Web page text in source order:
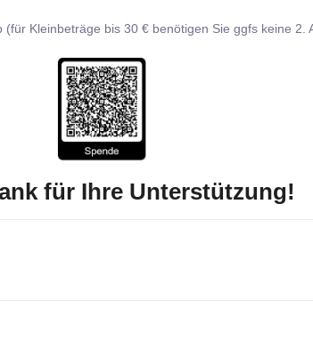
Kleinbeträge bis 30 € benötigen Sie ggfs keine 2.
für Ihre Unterstützung!